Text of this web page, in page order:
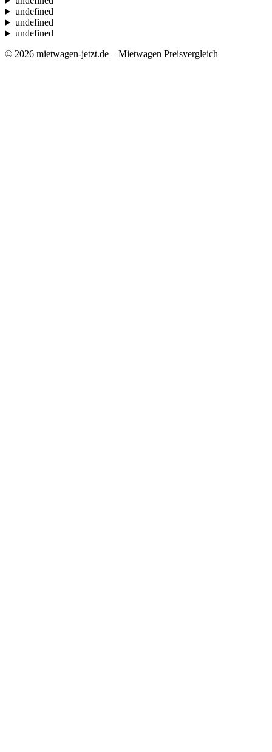
undefined
undefined
undefined
© 2026 mietwagen-jetzt.de – Mietwagen Preisvergleich